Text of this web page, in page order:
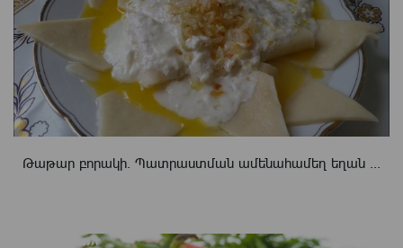
Թաթար բորակի. Պատրաստման ամենահամեղ եղան ...